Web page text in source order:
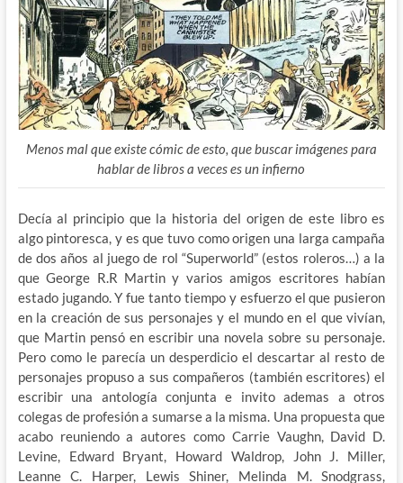
Menos mal que existe cómic de esto, que buscar imágenes para
hablar de libros a veces es un infierno
Decía al principio que la historia del origen de este libro es
algo pintoresca, y es que tuvo como origen una larga campaña
de dos años al juego de rol “Superworld” (estos roleros…) a la
que George R.R Martin y varios amigos escritores habían
estado jugando. Y fue tanto tiempo y esfuerzo el que pusieron
en la creación de sus personajes y el mundo en el que vivían,
que Martin pensó en escribir una novela sobre su personaje.
Pero como le parecía un desperdicio el descartar al resto de
personajes propuso a sus compañeros (también escritores) el
escribir una antología conjunta e invito ademas a otros
colegas de profesión a sumarse a la misma. Una propuesta que
acabo reuniendo a autores como Carrie Vaughn, David D.
Levine, Edward Bryant, Howard Waldrop, John J. Miller,
Leanne C. Harper, Lewis Shiner, Melinda M. Snodgrass,